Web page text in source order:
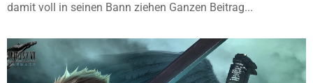
damit voll in seinen Bann ziehen Ganzen Beitrag...